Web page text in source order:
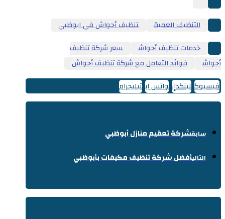
التنظيف العميق
تنظيف أحواش في ابوظبي
خدمات تنظيف أحواش
سعر شركة تنظيف
أحواش
فوائد التعامل مع شركة تنظيف أحواش
فيسبوك لينكدإن واتس اب تيليجرام
سابقشركة تعقيم منازل أبوظبي
التاليأفضل شركة تنظيف مكيفات بأبوظبي